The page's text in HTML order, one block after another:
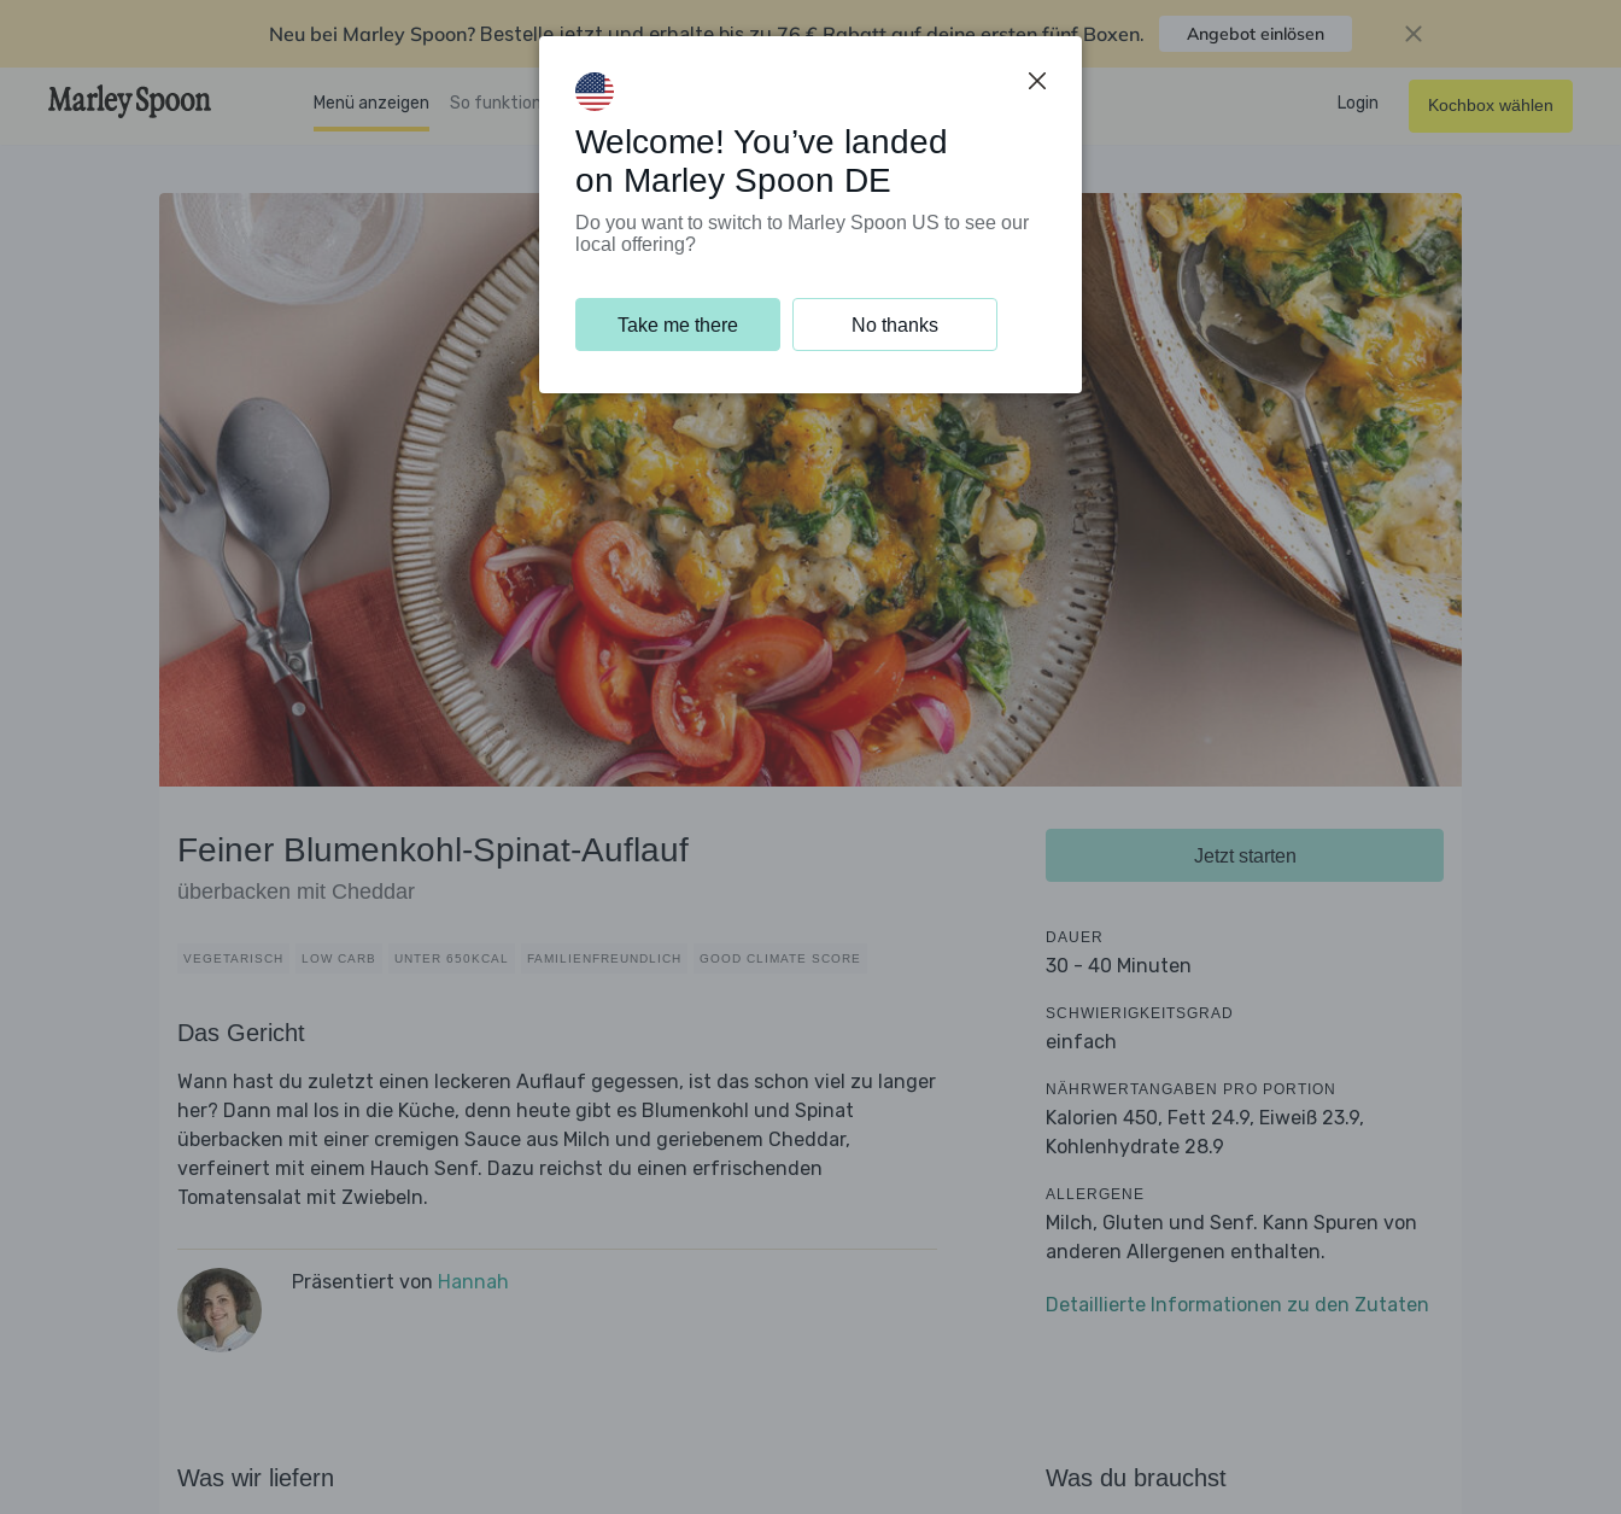
Neu bei Marley Spoon? Bestelle jetzt und erhalte bis zu76 € Rabatt auf deine ersten fünf Boxen. Angebot einlösen
Menü anzeigen So funktioniert’s Kundenservice Login Kochbox wählen
Feiner Blumenkohl-Spinat-Auflauf
überbacken mit Cheddar
VEGETARISCH LOW CARB UNTER 650KCAL FAMILIENFREUNDLICH GOOD CLIMATE SCORE
Das Gericht
Wann hast du zuletzt einen leckeren Auflauf gegessen, ist das schon viel zu langer
her? Dann mal los in die Küche, denn heute gibt es Blumenkohl und Spinat
überbacken mit einer cremigen Sauce aus Milch und geriebenem Cheddar,
verfeinert mit einem Hauch Senf. Dazu reichst du einen erfrischenden
Tomatensalat mit Zwiebeln.
Präsentiert von Hannah
Jetzt starten
DAUER
30 - 40 Minuten
SCHWIERIGKEITSGRAD
einfach
NÄHRWERTANGABEN PRO PORTION
Kalorien 450, Fett 24.9, Eiweiß 23.9,
Kohlenhydrate 28.9
ALLERGENE
Milch, Gluten und Senf. Kann Spuren von
anderen Allergenen enthalten.
Detaillierte Informationen zu den Zutaten
Was wir liefern Was du brauchst
Welcome! You’ve landed
on Marley Spoon DE
Do you want to switch to Marley Spoon US to see our
local offering?
Take me there No thanks